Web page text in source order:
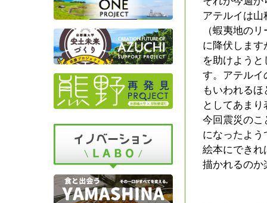
アテルイは
（蝦夷地の
に降伏しま
を助けよう
す。アテルイ
もいわれる
としてあま
今回震災のこ
になったよ
絵本にできれ
描かれるのか